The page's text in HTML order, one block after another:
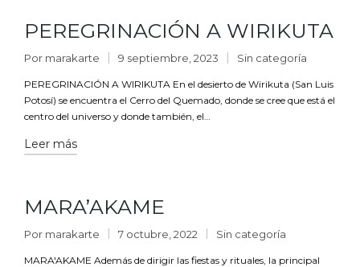
PEREGRINACIÓN A WIRIKUTA
Por marakarte 9 septiembre, 2023 Sin categoría
PEREGRINACIÓN A WIRIKUTA En el desierto de Wirikuta (San Luis
Potosí) se encuentra el Cerro del Quemado, donde se cree que está el
centro del universo y donde también, el…
Leer más
MARA’AKAME
Por marakarte 7 octubre, 2022 Sin categoría
MARA'AKAME Además de dirigir las fiestas y rituales, la principal